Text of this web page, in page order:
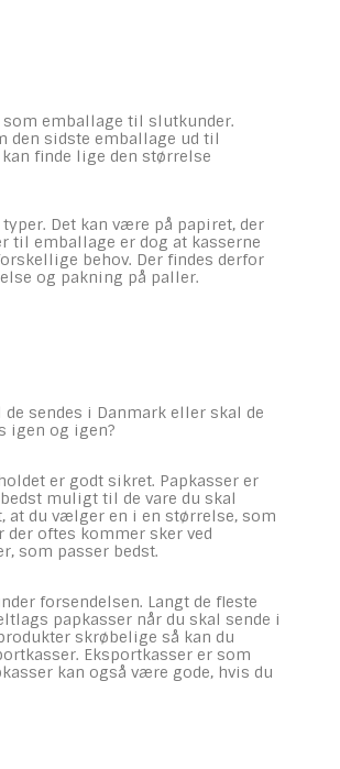
som emballage til slutkunder.
den sidste emballage ud til
finde lige den størrelse
Det kan være på papiret, der
til emballage er dog at kasserne
behov. Der findes derfor
og pakning på paller.
sendes i Danmark eller skal de
igen og igen?
er godt sikret. Papkasser er
muligt til de vare du skal
at du vælger en i en størrelse, som
der oftes kommer sker ved
som passer bedst.
forsendelsen. Langt de fleste
papkasser når du skal sende i
skrøbelige så kan du
Eksportkasser er som
kan også være gode, hvis du